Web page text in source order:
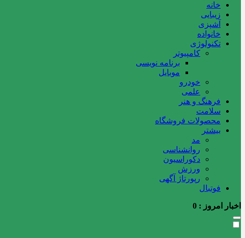
خانه
زیبایی
آشپزی
خانواده
تکنولوژی
کامپیوتر
برنامه نویسی
موبایل
خودرو
علمی
فرهنگ و هنر
سلامت
محصولات فروشگاه
بیشتر
مد
روانشناسی
دکوراسیون
ورزش
رپورتاژ آگهی
فوتبال
اخبار امروز : 0